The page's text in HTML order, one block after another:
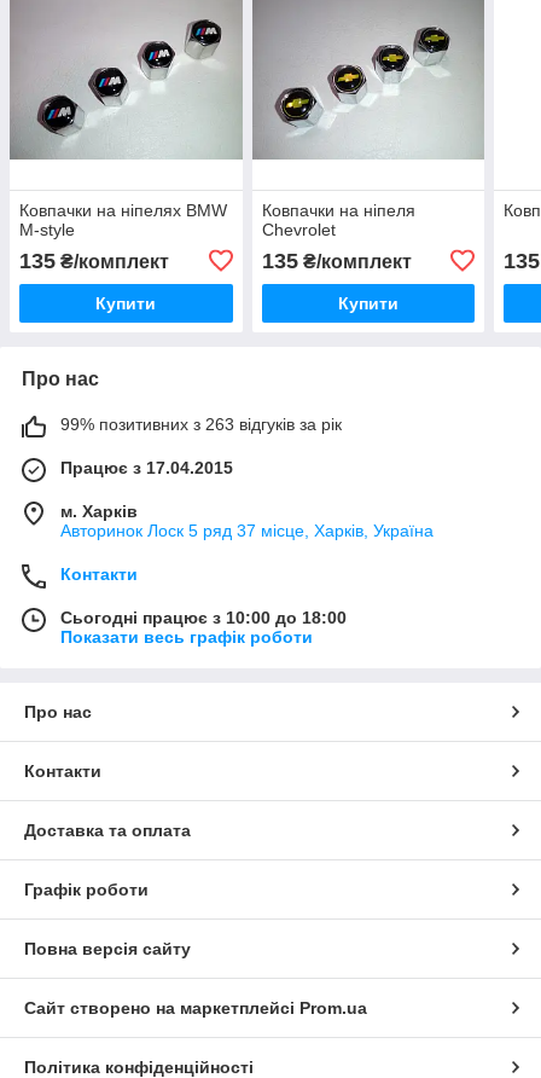
Ковпачки на ніпелях BMW
M-style
135 ₴/комплект
Купити
Ковпачки на ніпеля
Chevrolet
135₴/комплект
Купити
135
Про нас
99% позитивних з 263 відгуків за рік
Працює з 17.04.2015
м. Харків
Авторинок Лоск 5 ряд 37 місце, Харків, Україна
Контакти
Сьогодні працює з 10:00 до 18:00
Показати весь графік роботи
Про нас
Контакти
Доставка та оплата
Графік роботи
Повна версія сайту
Сайт створено на маркетплейсі Prom.ua
Політика конфіденційності